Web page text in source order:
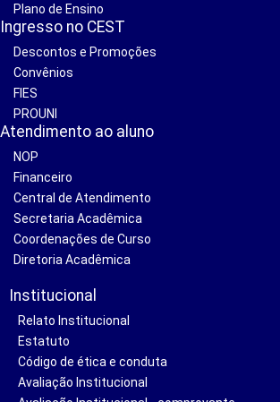
Plano de Ensino
Ingresso no CEST
Descontos e Promoções
Convênios
FIES
PROUNI
Atendimento ao aluno
NOP
Financeiro
Central de Atendimento
Secretaria Acadêmica
Coordenações de Curso
Diretoria Acadêmica
Institucional
Relato Institucional
Estatuto
Código de ética e conduta
Avaliação Institucional